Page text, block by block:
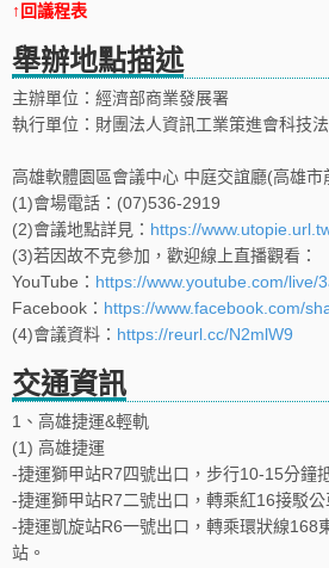
↑回議程表
舉辦地點描述
主辦單位：經濟部商業發展署
執行單位：財團法人資訊工業策進會科技
高雄軟體園區會議中心 中庭交誼廳(高雄
(1)會場電話：(07)536-2919
(2)會議地點詳見： https://
(3)若因故不克參加，歡迎線上直播觀看：
YouTube： https://www.youtube.com/live/
Facebook： https://www.facebook.com/
(4)會議資料： https://reurl.cc/N2mlW9
交通資訊
1、高雄捷運&輕軌
(1) 高雄捷運
-捷運獅甲站R7四號出口，步行10-15分鐘
-捷運獅甲站R7二號出口，轉乘紅16接駁公
-捷運凱旋站R6一號出口，轉乘環狀線168
站。